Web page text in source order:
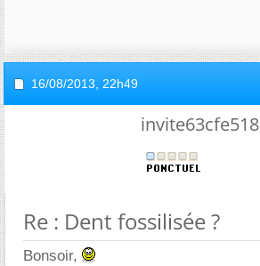
16/08/2013, 22h49
invite63cfe518
Re : Dent fossilisée ?
Bonsoir,